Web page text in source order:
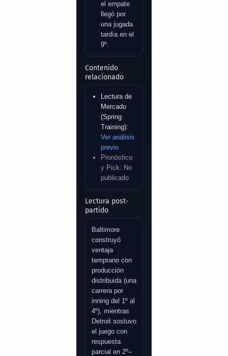
el empate
llegó por
una jugada
tardía en el
9º.
Contenido
relacionado
Lectura de
Mercado
(Spring
Training):
Ver análisis
previo
Pronóstico
y Pick: No
publicado
Lectura post-
partido
Baltimore
construyó
ventaja
temprano con
producción
distribuida (una
carrera por
inning del 1º al
4º), mientras
Detroit sostuvo
el juego con
respuesta
parcial en 2º–